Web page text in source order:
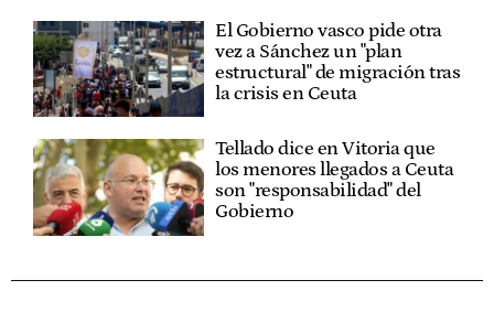
El Gobierno vasco pide otra
vez a Sánchez un "plan
estructural" de migración tras
la crisis en Ceuta
Tellado dice en Vitoria que
los menores llegados a Ceuta
son "responsabilidad" del
Gobierno